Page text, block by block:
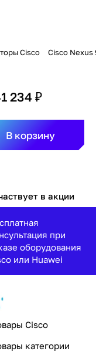
Cisco Cisco Nexus
234 ₽
В корзину
в акции
при
оборудования
или Huawei
Cisco
категории